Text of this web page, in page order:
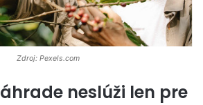
Zdroj: Pexels.com
neslúži len pre